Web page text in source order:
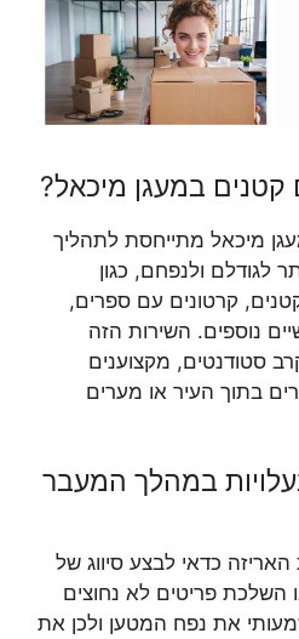
במעגן מיכאל?
מיכאל מתייחסת לתהליך
לגודלם ולנפחם, כגון
קרטונים עם ספרים,
נוספים. השירות הזה
סטודנטים, מקצוענים
בתוך העיר או מערים
במהלך המעבר
כדאי לבצע סיווג של
השלכת פריטים לא נחוצים
את נפח המטען ולכן את